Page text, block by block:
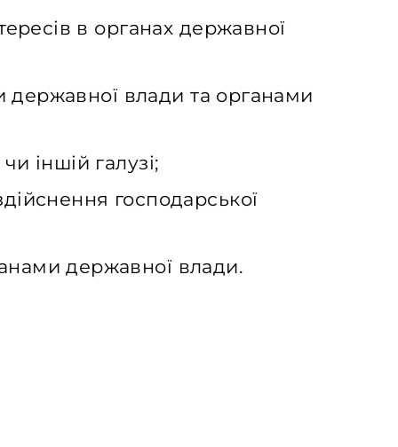
в органах державної
державної влади та органами
іншій галузі;
господарської
державної влади.